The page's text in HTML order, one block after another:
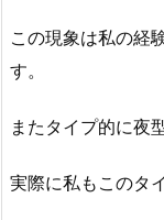
この現象は私の経
す。
またタイプ的に夜
実際に私もこのタ